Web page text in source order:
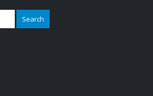
Search